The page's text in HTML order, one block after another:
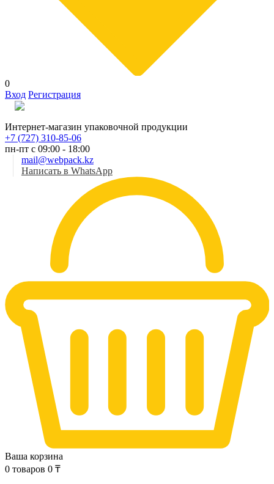
0
Вход Регистрация
Интернет-магазин упаковочной продукции
+7 (727) 310-85-06
пн-пт с 09:00 - 18:00
mail@webpack.kz
Написать в WhatsApp
Ваша корзина
0 товаров 0 ₸